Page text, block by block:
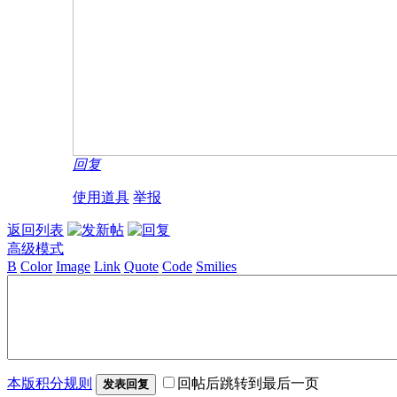
回复
使用道具 举报
返回列表
高级模式
B Color Image Link Quote Code Smilies
本版积分规则 发表回复 回帖后跳转到最后一页